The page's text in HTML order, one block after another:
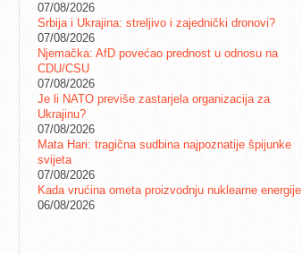
07/08/2026
Srbija i Ukrajina: streljivo i zajednički dronovi?
07/08/2026
Njemačka: AfD povećao prednost u odnosu na
CDU/CSU
07/08/2026
Je li NATO previše zastarjela organizacija za
Ukrajinu?
07/08/2026
Mata Hari: tragična sudbina najpoznatije špijunke
svijeta
07/08/2026
Kada vrućina ometa proizvodnju nuklearne energije
06/08/2026